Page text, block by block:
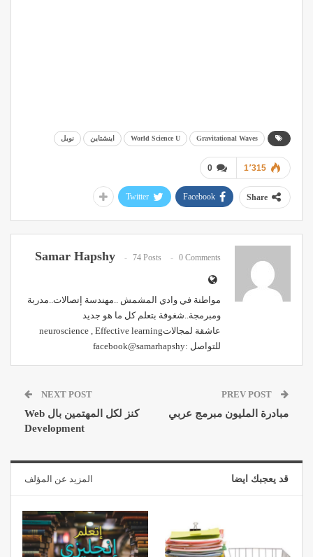
Gravitational Waves
World Science U اينشتاين نوبل
0 1٬315
Share
Facebook
Twitter
Samar Hapshy 74 Posts 0 Comments
مواطنة في وادي المشمش ..مهندسة إتصالات..مدربة
ومبرمجة..شغوفة بتعلم كل ما هو جديد
عاشقة لمجالاتneuroscience , Effective learning
للتواصل :facebook@samarhapshy
مبادرة المليون مبرمج عربي
NEXT POST
كنز لكل المهتمين بال Web
Development
قد يعجبك ايضا المزيد عن المؤلف